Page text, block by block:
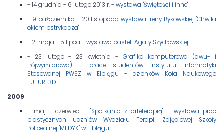
- 14 grudnia - 6 lutego 2013 r. - wystawa "Świętości i inne"
- 9 października - 20 listopadawystawa Ireny Bykowskiej "Chwila
okiem pstrykacza"
- 21 maja- 5 lipca - wystawa pasteli Agaty Szydłowskiej
- 23 lutego - 23 kwietnia - Grafika komputerowa (dwu- i
trójwymiarowa) - prace studentów Instytutu Informatyki
Stosowanej PWSZ w Elblągu - członków Koła Naukowego
FUTURE3D
2009
- maj - czerwiec – "Spotkania z arteterapią" – wystawa prac
plastycznych uczniów Wydziału Terapii Zajęciowej Szkoły
Policealnej "MEDYK" w Elblągu